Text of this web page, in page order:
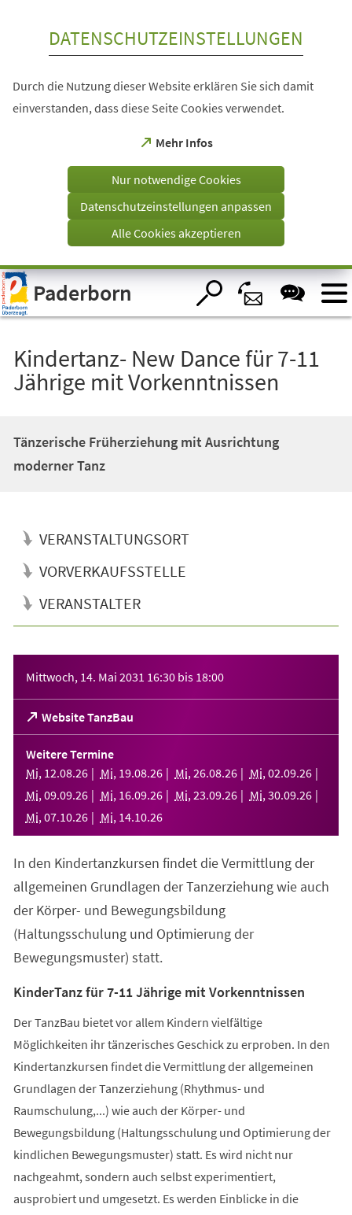
Visuelle
Assistenzsoftware
öffnen.
DATENSCHUTZEINSTELLUNGEN
Durch die Nutzung dieser Website erklären Sie sich damit
einverstanden, dass diese Seite Cookies verwendet.
Mehr Infos
(Öffnet
einem
Tab)
Nur notwendige Cookies
Datenschutzeinstellungen anpassen
Alle Cookies akzeptieren
Paderborn
Kindertanz- New Dance für 7-11
Jährige mit Vorkenntnissen
Tänzerische Früherziehung mit Ausrichtung
moderner Tanz
VERANSTALTUNGSORT
VORVERKAUFSSTELLE
VERANSTALTER
Mittwoch, 14. Mai 2031 16:30 bis 18:00
Website TanzBau
(Öffnet
in
einem
neuen
Tab)
Weitere Termine
Mi, 12.08.26 Mi, 19.08.26 Mi, 26.08.26 Mi, 02.09.26
Mi, 09.09.26 Mi, 16.09.26 Mi, 23.09.26 Mi, 30.09.26
Mi, 07.10.26 Mi, 14.10.26
In den Kindertanzkursen findet die Vermittlung der
allgemeinen Grundlagen der Tanzerziehung wie auch
der Körper- und Bewegungsbildung
(Haltungsschulung und Optimierung der
Bewegungsmuster) statt.
KinderTanz für 7-11 Jährige mit Vorkenntnissen
Der TanzBau bietet vor allem Kindern vielfältige
Möglichkeiten ihr tänzerisches Geschick zu erproben. In den
Kindertanzkursen findet die Vermittlung der allgemeinen
Grundlagen der Tanzerziehung (Rhythmus- und
Raumschulung,...) wie auch der Körper- und
Bewegungsbildung (Haltungsschulung und Optimierung der
kindlichen Bewegungsmuster) statt. Es wird nicht nur
nachgeahmt, sondern auch selbst experimentiert,
ausprobiert und umgesetzt. Es werden Einblicke in die